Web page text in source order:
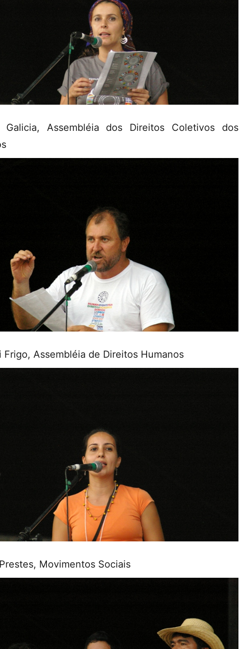
Galicia, Assembléia dos Direitos Coletivos dos
Frigo, Assembléia de Direitos Humanos
Movimentos Sociais